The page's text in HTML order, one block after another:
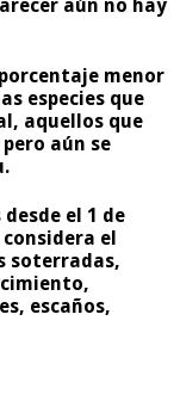
aún no hay
menor
especies que
aquellos que
aún se
el 1 de
el
soterradas,
escaños,